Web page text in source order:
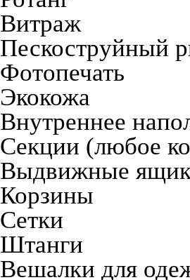
Витраж
Пескоструйный
Фотопечать
Экокожа
Внутреннее
Секции (любое
Выдвижные
Корзины
Сетки
Штанги
Вешалки для